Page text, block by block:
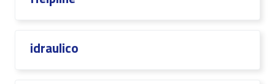
idraulico